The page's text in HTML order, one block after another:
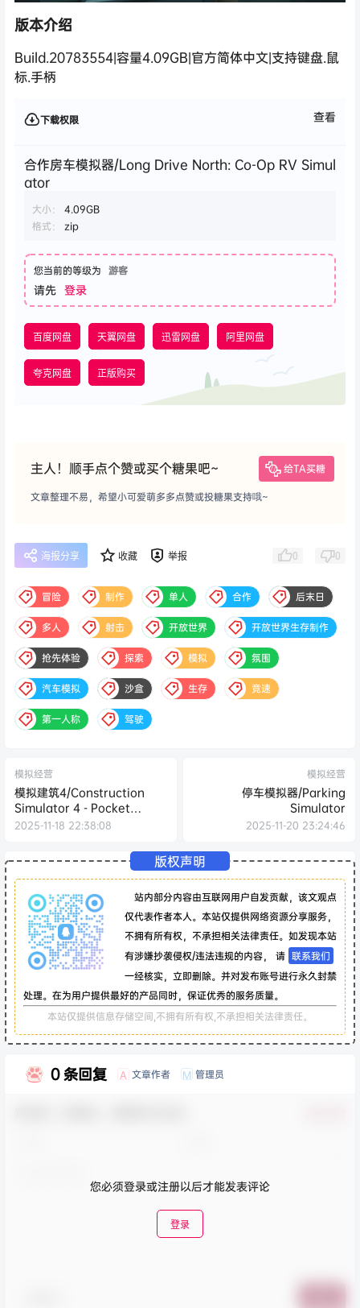
版本介绍
Build.20783554|容量4.09GB|官方简体中文|支持键盘.鼠
标.手柄
下载权限 查看
合作房车模拟器/Long Drive North: Co-Op RV Simul
ator
大小：
4.09GB
格式：
zip
您当前的等级为 游客
请先 登录
百度网盘 天翼网盘 迅雷网盘 阿里网盘
夸克网盘 正版购买
主人！顺手点个赞或买个糖果吧~ 给TA买糖
文章整理不易，希望小可爱萌多多点赞或投糖果支持哦~
海报分享 收藏 举报 0 0
冒险 制作 单人 合作 后末日
多人 射击 开放世界 开放世界生存制作
抢先体验 探索 模拟 氛围
汽车模拟 沙盒 生存 竞速
第一人称 驾驶
模拟经营
模拟建筑4/Construction
Simulator 4 - Pocket
Edition
2025-11-18 22:38:08
模拟经营
停车模拟器/Parking
Simulator
2025-11-20 23:24:46
版权声明
站内部分内容由互联网用户自发贡献，该文观点
仅代表作者本人。本站仅提供网络资源分享服务，
不拥有所有权，不承担相关法律责任。如发现本站
有涉嫌抄袭侵权/违法违规的内容， 请 联系我们
一经核实，立即删除。并对发布账号进行永久封禁
处理。在为用户提供最好的产品同时，保证优秀的服务质量。
本站仅提供信息存储空间,不拥有所有权,不承担相关法律责任。
0 条回复 A 文章作者 M 管理员
您必须登录或注册以后才能发表评论
登录